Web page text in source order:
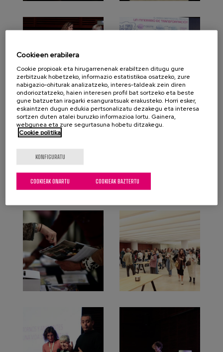
Cookieen erabilera
Cookie propioak eta hirugarrenenak erabiltzen ditugu gure
zerbitzuak hobetzeko, informazio estatistikoa osatzeko, zure
nabigazio-ohiturak analizatzeko, interes-taldeak zein diren
ondorioztatzeko, haien interesen profil bat sortzeko eta beste
gune batzuetan iragarki esanguratsuak erakusteko. Horri esker,
eskaintzen dugun edukia pertsonalizatu dezakegu eta interesa
sortzen duten atalei buruzko informazioa lortu. Gainera,
webgunea eta zure segurtasuna hobetu ditzakegu.
Cookie politika
KONFIGURATU
COOKIEAK BAZTERTU
COOKIEAK ONARTU